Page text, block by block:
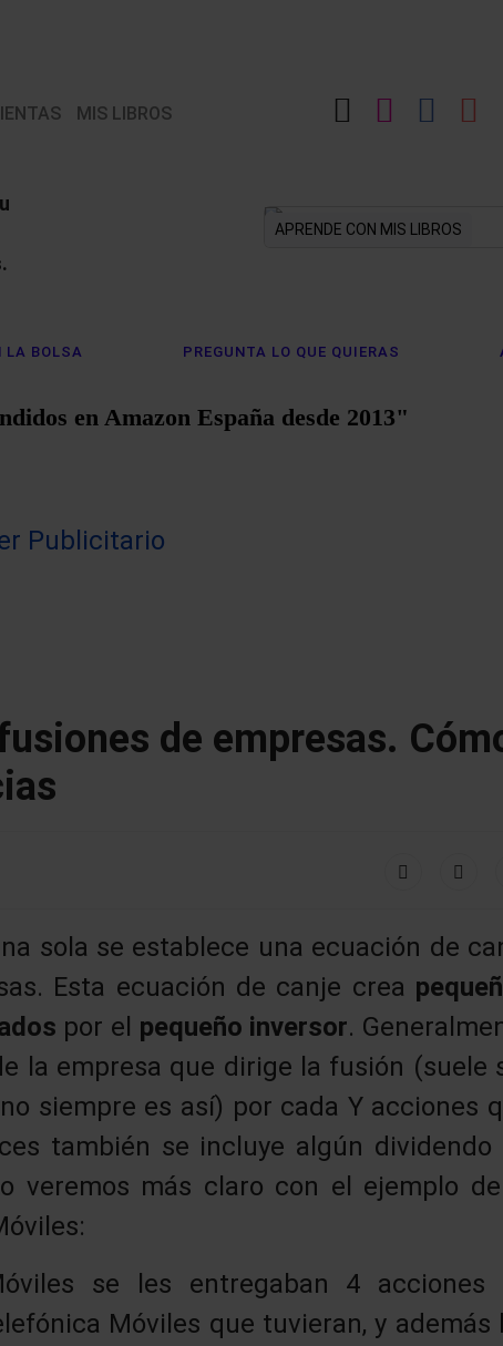
LinkedIn
MIS LIBROS
APRENDE CON MIS LIBROS
LA BOLSA PREGUNTA LO QUE QUIERAS
en Amazon España desde 2013"
de empresas.
sola se establece una ecuación de
Esta ecuación de canje crea
por el pequeño inversor.
la empresa que dirige la fusión (suele
siempre es así) por cada Y acciones
también se incluye algún dividendo
veremos más claro con el ejemplo
se les entregaban 4 acciones
Móviles que tuvieran, y además